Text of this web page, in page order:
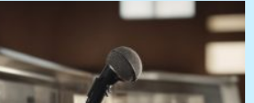
and
hit